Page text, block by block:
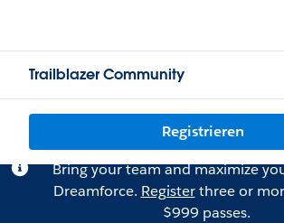
Trailblazer Community
Registrieren
Bring your team and maximize
Dreamforce. Registerthree or
$999 passes.